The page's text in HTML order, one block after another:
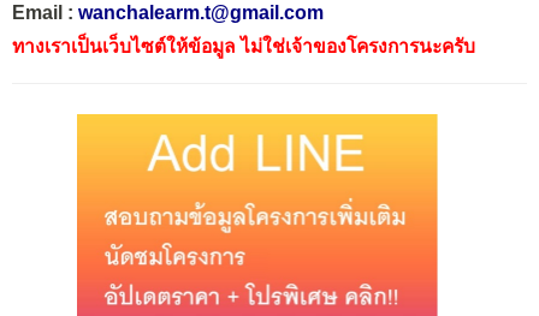
Email : wanchalearm.t@gmail.com
ทางเราเป็นเว็บไซต์ให้ข้อมูล ไม่ใช่เจ้าของโครงการนะครับ